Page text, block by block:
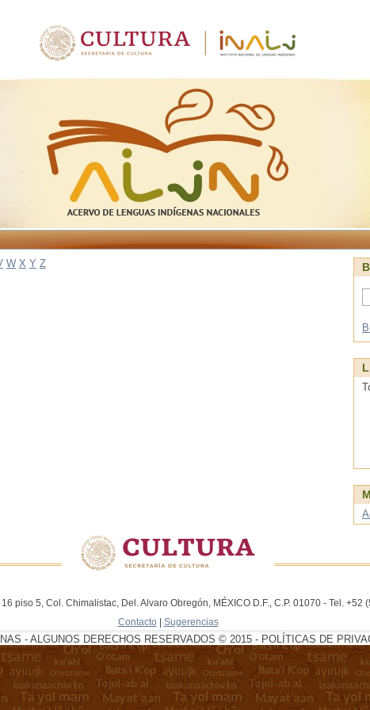
W X Y Z
piso 5, Col. Chimalistac, Del. Alvaro Obregón, MÉXICO D.F., C.P. 01070 - Tel. +52
Contacto | Sugerencias
- ALGUNOS DERECHOS RESERVADOS © 2015 - POLÍTICAS DE